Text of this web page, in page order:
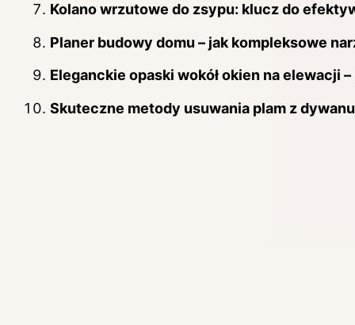
Kolano wrzutowe do zsypu: klucz do
Planer budowy domu – jak kompleksowe
Eleganckie opaski wokół okien na elewacji
Skuteczne metody usuwania plam z